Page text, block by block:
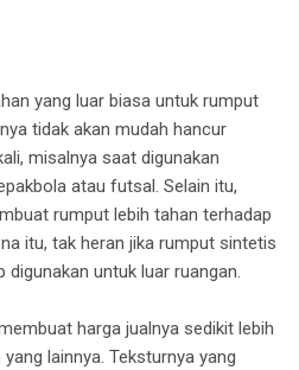
yang luar biasa untuk rumput
tidak akan mudah hancur
misalnya saat digunakan
atau futsal. Selain itu,
rumput lebih tahan terhadap
itu, tak heran jika rumput sintetis
untuk luar ruangan.
harga jualnya sedikit lebih
lainnya. Teksturnya yang